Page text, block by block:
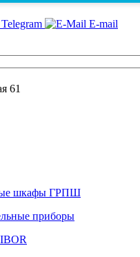
Telegram
E-mail
61
шкафы ГРПШ
приборы